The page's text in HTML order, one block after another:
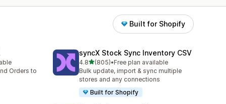
Built for Shopify
Orders to
syncX Stock Sync Inventory CSV
4.8เต็ม 5 ดาว
(805)
ทั้งหมด 805 รีวิว
•Free plan available
Bulk update, import & sync multiple
stores and any connections
Built for Shopify